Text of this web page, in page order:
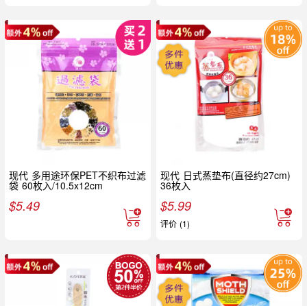
现代 多用途环保PET不织布过滤
袋 60枚入/10.5x12cm
$5.49
现代 日式蒸垫布(直径约27cm)
36枚入
$5.99
评价 (1)